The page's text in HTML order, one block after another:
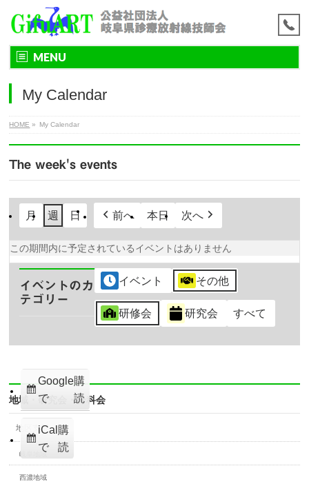
MENU
My Calendar
HOME » My Calendar
The week's events
月 週 日 前へ 本日 次へ
この期間内に予定されているイベントはありません
イベントのカ
テゴリー
イベント その他
研修会 研究会 すべて
Google
で
購
読
iCal
で
購
読
地域・研究会・分科会
地区支部
岐阜地域
西濃地域